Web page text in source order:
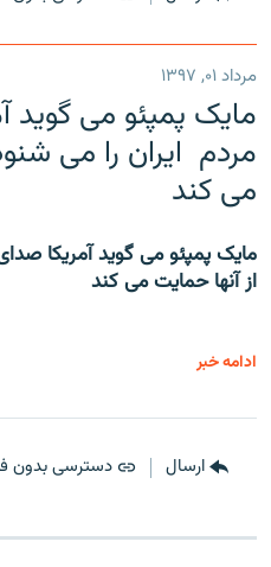
مرداد ۰۱, ۱۳۹۷
مایک پمپئو می گوید
مردم ایران را می
می کند
مایک پمپئو می گوید آمریکا
از آنها حمایت می کند
ادامه خبر
ارسال دسترسی بدون